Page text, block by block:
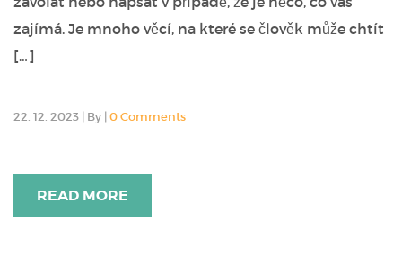
zajímá. Je mnoho věcí, na které se člověk může chtít
[…]
22. 12. 2023 | By | 0 Comments
READ MORE